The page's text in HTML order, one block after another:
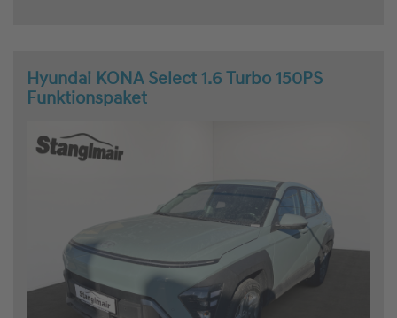
Hyundai KONA Select 1.6 Turbo 150PS
Funktionspaket